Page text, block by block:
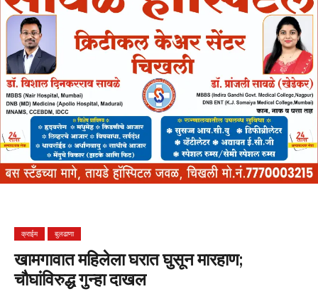
क्राईम बुलढाणा
खामगावात महिलेला घरात घुसून मारहाण;
चौघांविरुद्ध गुन्हा दाखल